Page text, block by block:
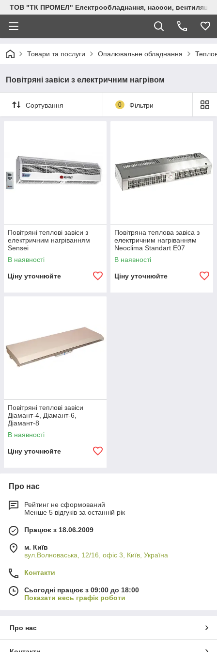
ТОВ "ТК ПРОМЕЛ" Електрообладнання, насоси, вентиляція,
Товари та послуги Опалювальне обладнання
Повітряні завіси з електричним нагрівом
Сортування 0 Фільтри
Повітряні теплові завіси з
електричним нагріванням
Sensei
В наявності
Ціну уточнюйте
Повітряна теплова завіса з
електричним нагріванням
Neoclima Standart E07
В наявності
Ціну уточнюйте
Повітряні теплові завіси
Діамант-4, Діамант-6,
Діамант-8
В наявності
Ціну уточнюйте
Про нас
Рейтинг не сформований
Менше 5 відгуків за останній рік
Працює з 18.06.2009
м. Київ
вул.Волноваська, 12/16, офіс 3, Київ, Україна
Контакти
Сьогодні працює з 09:00 до 18:00
Показати весь графік роботи
Про нас